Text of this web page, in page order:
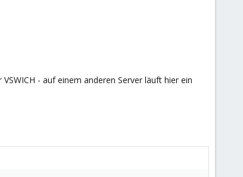
- auf einem anderen Server läuft hier ein